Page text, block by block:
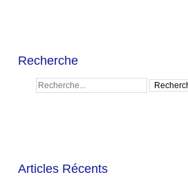
Recherche
Articles Récents